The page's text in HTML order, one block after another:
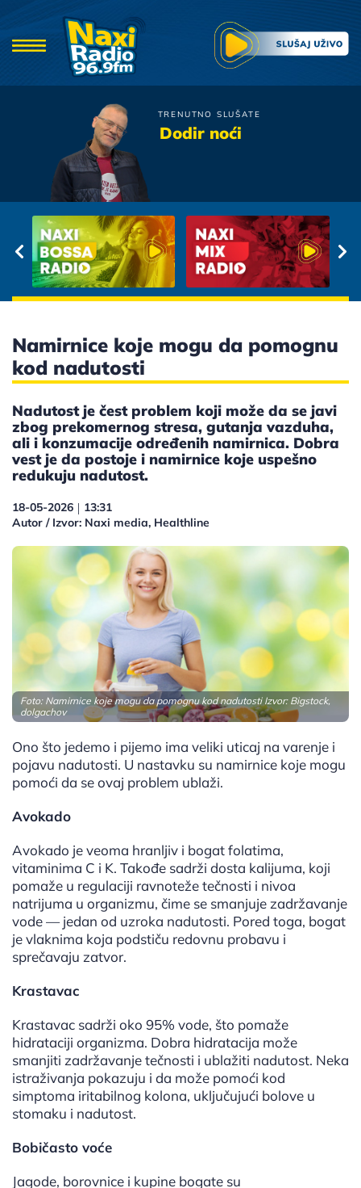
TRENUTNO SLUŠATE
Dodir noći
Namirnice koje mogu da pomognu
kod nadutosti
Nadutost je čest problem koji može da se javi
zbog prekomernog stresa, gutanja vazduha,
ali i konzumacije određenih namirnica. Dobra
vest je da postoje i namirnice koje uspešno
redukuju nadutost.
18-05-2026 | 13:31
Autor / Izvor: Naxi media, Healthline
Foto: Namirnice koje mogu da pomognu kod nadutosti Izvor: Bigstock,
dolgachov
Ono što jedemo i pijemo ima veliki uticaj na varenje i
pojavu nadutosti. U nastavku su namirnice koje mogu
pomoći da se ovaj problem ublaži.
Avokado
Avokado je veoma hranljiv i bogat folatima,
vitaminima C i K. Takođe sadrži dosta kalijuma, koji
pomaže u regulaciji ravnoteže tečnosti i nivoa
natrijuma u organizmu, čime se smanjuje zadržavanje
vode — jedan od uzroka nadutosti. Pored toga, bogat
je vlaknima koja podstiču redovnu probavu i
sprečavaju zatvor.
Krastavac
Krastavac sadrži oko 95% vode, što pomaže
hidrataciji organizma. Dobra hidratacija može
smanjiti zadržavanje tečnosti i ublažiti nadutost. Neka
istraživanja pokazuju i da može pomoći kod
simptoma iritabilnog kolona, uključujući bolove u
stomaku i nadutost.
Bobičasto voće
Jagode, borovnice i kupine bogate su